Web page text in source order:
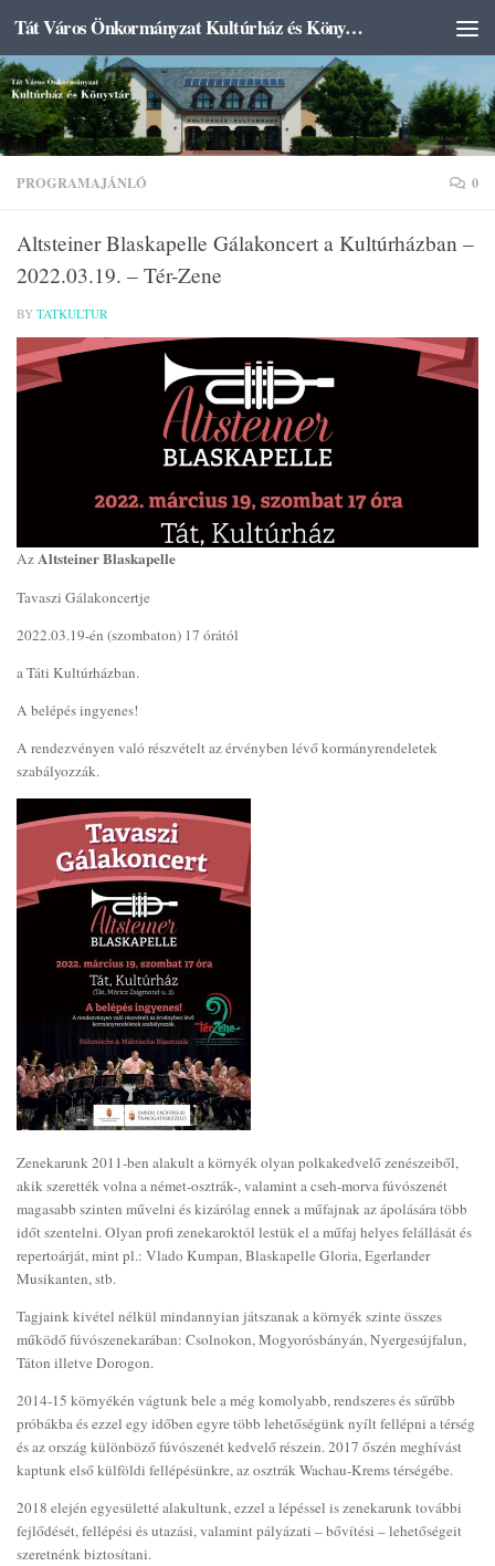
Skip to content Tát Város Önkormányzat Kultúrház és Könyvtár
PROGRAMAJÁNLÓ 0
Altsteiner Blaskapelle Gálakoncert a Kultúrházban –
2022.03.19. – Tér-Zene
BY TATKULTUR
AzAltsteiner Blaskapelle
Tavaszi Gálakoncertje
2022.03.19-én (szombaton) 17 órától
a Táti Kultúrházban.
A belépés ingyenes!
A rendezvényen való részvételt az érvényben lévő kormányrendeletek
szabályozzák.
Zenekarunk 2011-ben alakult a környék olyan polkakedvelő zenészeiből,
akik szerették volna a német-osztrák-, valamint a cseh-morva fúvószenét
magasabb szinten művelni és kizárólag ennek a műfajnak az ápolására több
időt szentelni. Olyan profi zenekaroktól lestük el a műfaj helyes felállását és
repertoárját, mint pl.: Vlado Kumpan, Blaskapelle Gloria, Egerlander
Musikanten, stb.
Tagjaink kivétel nélkül mindannyian játszanak a környék szinte összes
működő fúvószenekarában: Csolnokon, Mogyorósbányán, Nyergesújfalun,
Táton illetve Dorogon.
2014-15 környékén vágtunk bele a még komolyabb, rendszeres és sűrűbb
próbákba és ezzel egy időben egyre több lehetőségünk nyílt fellépni a térség
és az ország különböző fúvószenét kedvelő részein. 2017 őszén meghívást
kaptunk első külföldi fellépésünkre, az osztrák Wachau-Krems térségébe.
2018 elején egyesületté alakultunk, ezzel a lépéssel is zenekarunk további
fejlődését, fellépési és utazási, valamint pályázati – bővítési – lehetőségeit
szeretnénk biztosítani.